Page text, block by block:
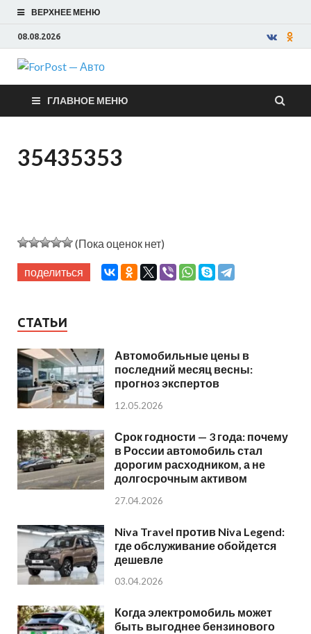
ВЕРХНЕЕ МЕНЮ
08.08.2026
ForPost —
Авто
ГЛАВНОЕ МЕНЮ
35435353
(Пока оценок нет)
поделиться
СТАТЬИ
Автомобильные цены в
последний месяц весны:
прогноз экспертов
12.05.2026
Срок годности — 3 года: почему
в России автомобиль стал
дорогим расходником, а не
долгосрочным активом
27.04.2026
Niva Travel против Niva Legend:
где обслуживание обойдется
дешевле
03.04.2026
Когда электромобиль может
быть выгоднее бензинового